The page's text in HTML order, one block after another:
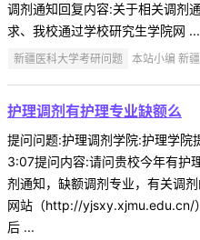
调剂通知回复内容:关于相关调剂
求、我校通过学校研究生学院网 ...
新疆医科大学考研问题 本站小编 新
护理调剂有护理专业缺额么
提问问题:护理调剂学院:护理学
3:07提问内容:请问贵校今年有护
剂通知，缺额调剂专业，有关调
网站（http://yjsxy.xjmu.edu.cn/
后 ...